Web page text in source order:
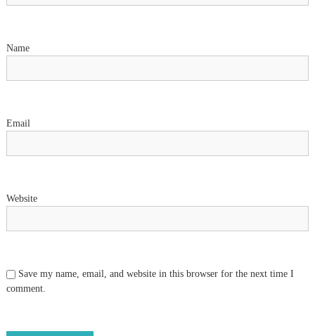
i
o
n
Name
Email
Website
Save my name, email, and website in this browser for the next time I
comment.